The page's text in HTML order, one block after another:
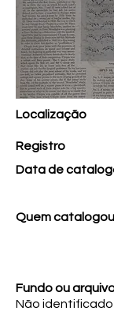
Localização
Registro
Data de
Quem catalogou
Fundo ou
Não identificado